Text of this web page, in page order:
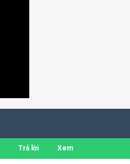
Trả lời Xem